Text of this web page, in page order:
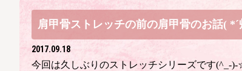
肩甲骨ストレッチの前の肩甲骨のお話( *´
2017.09.18
今回は久しぶりのストレッチシリーズです(^_-